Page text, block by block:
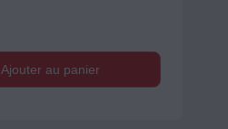
Ajouter au panier